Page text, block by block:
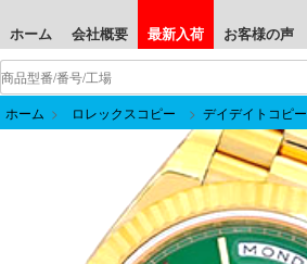
ホーム 会社概要 最新入荷 お客様の声
ホーム > ロレックスコピー > デイデイトコピー